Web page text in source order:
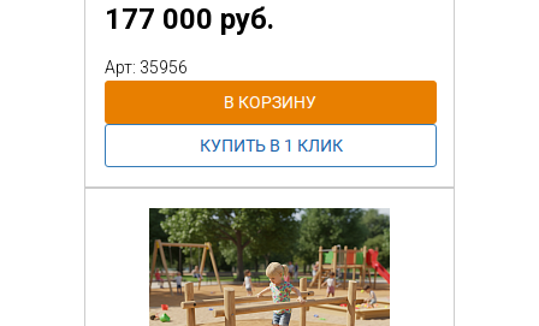
177 000 руб.
Арт: 35956